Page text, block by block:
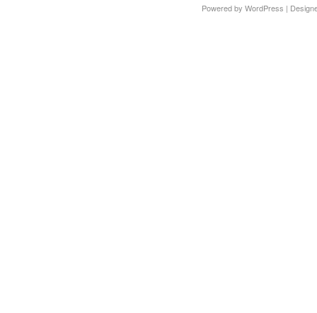
Powered by WordPress |